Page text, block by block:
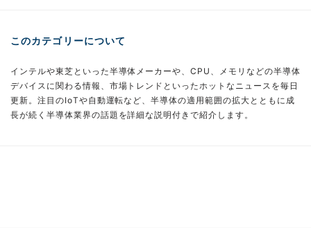
このカテゴリーについて
インテルや東芝といった半導体メーカーや、CPU、メモリなどの半導体
デバイスに関わる情報、市場トレンドといったホットなニュースを毎日
更新。注目のIoTや自動運転など、半導体の適用範囲の拡大とともに成
長が続く半導体業界の話題を詳細な説明付きで紹介します。